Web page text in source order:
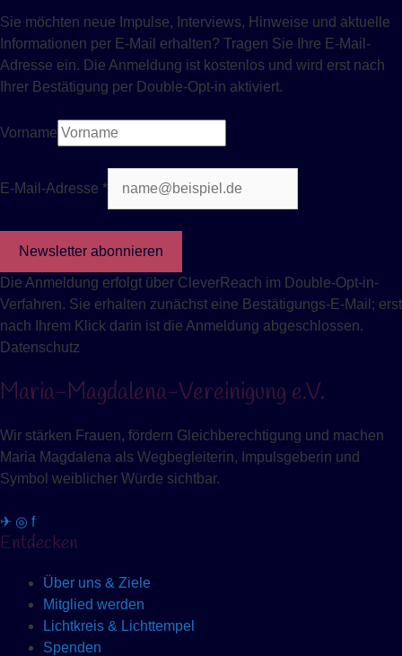
Sie möchten neue Impulse, Interviews, Hinweise und aktuelle
Informationen per E-Mail erhalten? Tragen Sie Ihre E-Mail-
Adresse ein. Die Anmeldung ist kostenlos und wird erst nach
Ihrer Bestätigung per Double-Opt-in aktiviert.
Vorname
E-Mail-Adresse *
Newsletter abonnieren
Die Anmeldung erfolgt über CleverReach im Double-Opt-in-
Verfahren. Sie erhalten zunächst eine Bestätigungs-E-Mail; erst
nach Ihrem Klick darin ist die Anmeldung abgeschlossen.
Datenschutz
Maria-Magdalena-Vereinigung e.V.
Wir stärken Frauen, fördern Gleichberechtigung und machen
Maria Magdalena als Wegbegleiterin, Impulsgeberin und
Symbol weiblicher Würde sichtbar.
✈ ◎ f
Entdecken
Über uns & Ziele
Mitglied werden
Lichtkreis & Lichttempel
Spenden